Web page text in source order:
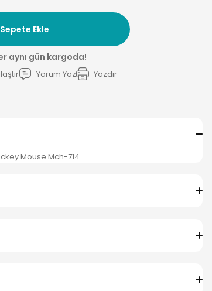
Sepete Ekle
aynı gün kargoda!
Yorum Yaz Yazdır
Mouse Mch-714